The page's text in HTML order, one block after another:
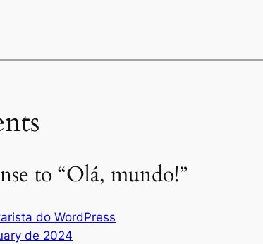
to “Olá, mundo!”
do WordPress
de 2024